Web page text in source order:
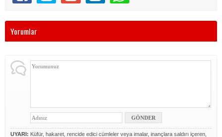
Yorumlar
UYARI: Küfür, hakaret, rencide edici cümleler veya imalar, inançlara saldırı içeren,